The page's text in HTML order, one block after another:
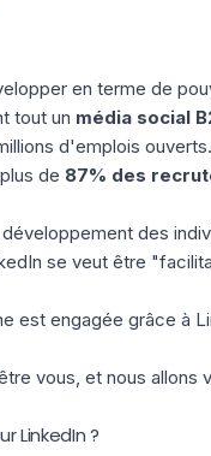
en terme de
tout un média social
d'emplois ouverts.
de 87% des
des
se veut être
est engagée grâce à
vous, et nous allons
LinkedIn ?